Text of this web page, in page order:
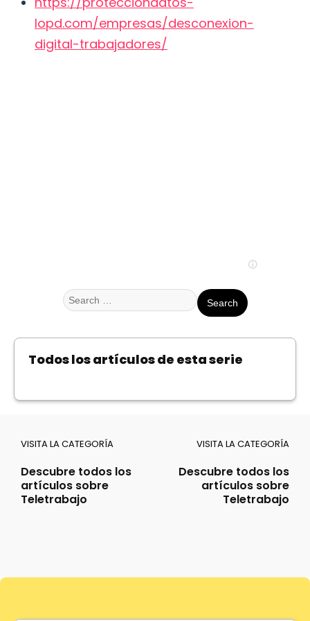
lopd.com/empresas/desconexion-
digital-trabajadores/
Search
Todos los artículos de esta serie
VISITA LA CATEGORÍA
Descubre todos los
artículos sobre
Teletrabajo
VISITA LA CATEGORÍA
Descubre todos los
artículos sobre
Teletrabajo